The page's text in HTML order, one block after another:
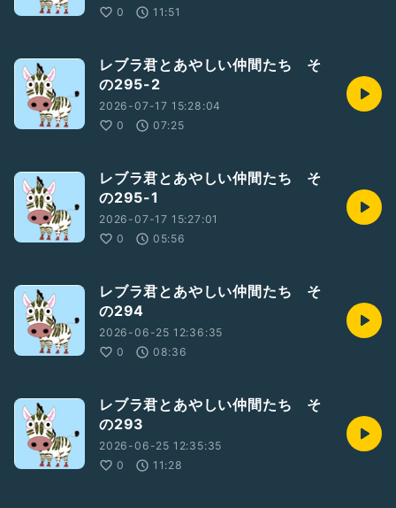
0
11:51
レブラ君とあやしい仲間たち そ
の295-2
2026-07-17 15:28:04
0
07:25
レブラ君とあやしい仲間たち そ
の295-1
2026-07-17 15:27:01
0
05:56
レブラ君とあやしい仲間たち そ
の294
2026-06-25 12:36:35
0
08:36
レブラ君とあやしい仲間たち そ
の293
2026-06-25 12:35:35
0
11:28